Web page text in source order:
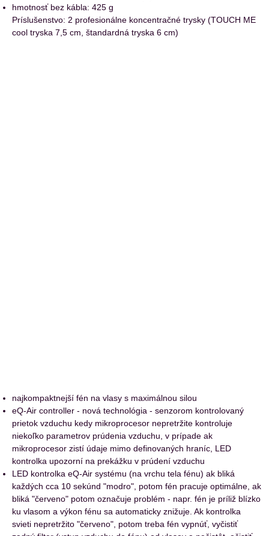
hmotnosť bez kábla: 425 g
Príslušenstvo: 2 profesionálne koncentračné trysky (TOUCH ME
cool tryska 7,5 cm, štandardná tryska 6 cm)
najkompaktnejší fén na vlasy s maximálnou silou
eQ-Air controller - nová technológia - senzorom kontrolovaný
prietok vzduchu kedy mikroprocesor nepretržite kontroluje
niekoľko parametrov prúdenia vzduchu, v prípade ak
mikroprocesor zistí údaje mimo definovaných hraníc, LED
kontrolka upozorní na prekážku v prúdení vzduchu
LED kontrolka eQ-Air systému (na vrchu tela fénu) ak bliká
každých cca 10 sekúnd "modro", potom fén pracuje optimálne, ak
bliká "červeno" potom označuje problém - napr. fén je príliž blízko
ku vlasom a výkon fénu sa automaticky znižuje. Ak kontrolka
svieti nepretržito "červeno", potom treba fén vypnúť, vyčistiť